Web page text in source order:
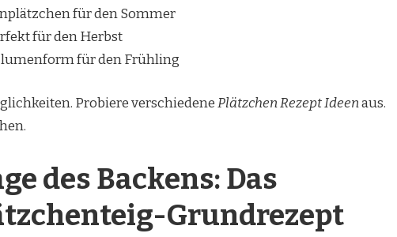
für den Sommer
für den Herbst
für den Frühling
Probiere verschiedenePlätzchen Rezept Ideenaus.
des Backens: Das
Grundrezept